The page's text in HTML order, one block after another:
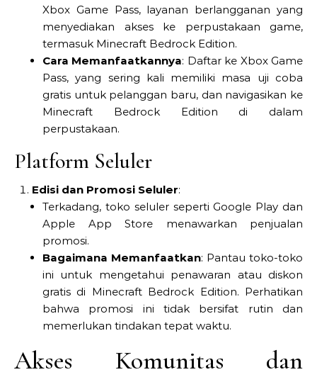
Xbox Game Pass, layanan berlangganan yang
menyediakan akses ke perpustakaan game,
termasuk Minecraft Bedrock Edition.
Cara Memanfaatkannya: Daftar ke Xbox Game
Pass, yang sering kali memiliki masa uji coba
gratis untuk pelanggan baru, dan navigasikan ke
Minecraft Bedrock Edition di dalam
perpustakaan.
Platform Seluler
Edisi dan Promosi Seluler:
Terkadang, toko seluler seperti Google Play dan
Apple App Store menawarkan penjualan
promosi.
Bagaimana Memanfaatkan: Pantau toko-toko
ini untuk mengetahui penawaran atau diskon
gratis di Minecraft Bedrock Edition. Perhatikan
bahwa promosi ini tidak bersifat rutin dan
memerlukan tindakan tepat waktu.
Akses Komunitas dan